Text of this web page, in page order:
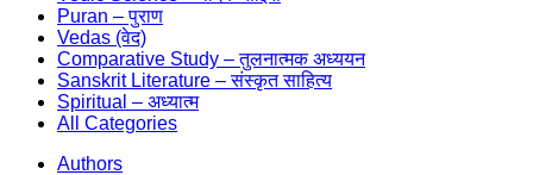
Puran – पुराण
Vedas (वेद)
Comparative Study – तुलनात्मक अध्ययन
Sanskrit Literature – संस्कृत साहित्य
Spiritual – अध्यात्म
All Categories
Authors